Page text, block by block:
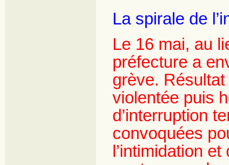
La spirale de
Le 16 mai, au
préfecture a
grève.
violentée puis
d’interruption
convoquées
l’intimidation